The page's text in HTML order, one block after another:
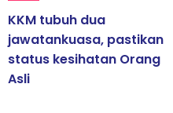
KKM tubuh dua
jawatankuasa, pastikan
status kesihatan Orang
Asli